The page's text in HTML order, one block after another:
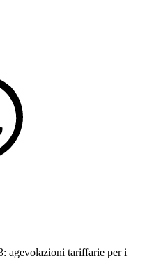
agevolazioni tariffarie per i